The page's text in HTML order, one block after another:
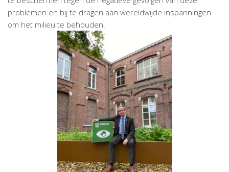
problemen en bij te dragen aan wereldwijde inspanningen
om het milieu te behouden.